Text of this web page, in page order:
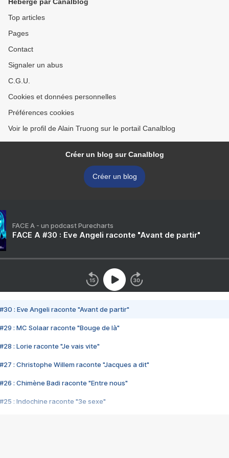
Top articles
Pages
Contact
Signaler un abus
C.G.U.
Cookies et données personnelles
Préférences cookies
Voir le profil de Alain Truong sur le portail Canalblog
Créer un blog sur Canalblog
Créer un blog
FACE A - un podcast Purecharts
FACE A #30 : Eve Angeli raconte "Avant de partir"
#30 : Eve Angeli raconte "Avant de partir"
#29 : MC Solaar raconte "Bouge de là"
#28 : Lorie raconte "Je vais vite"
#27 : Christophe Willem raconte "Jacques a dit"
#26 : Chimène Badi raconte "Entre nous"
#25 : Indochine raconte "3e sexe"